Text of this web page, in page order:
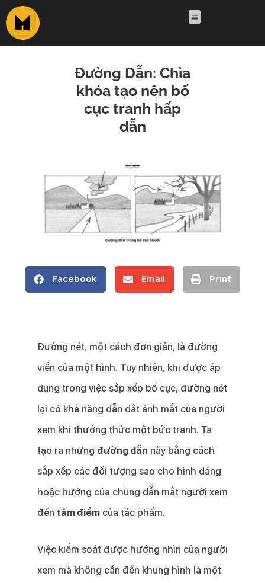
Đường Dẫn: Chìa
khóa tạo nên bố
cục tranh hấp
dẫn
Facebook Email Print
Đường nét, một cách đơn giản, là đường
viền của một hình. Tuy nhiên, khi được áp
dụng trong việc sắp xếp bố cục, đường nét
lại có khả năng dẫn dắt ánh mắt của người
xem khi thưởng thức một bức tranh. Ta
tạo ra những đường dẫn này bằng cách
sắp xếp các đối tượng sao cho hình dáng
hoặc hướng của chúng dẫn mắt người xem
đến tâm điểmcủa tác phẩm.
Việc kiểm soát được hướng nhìn của người
xem mà không cần đến khung hình là một